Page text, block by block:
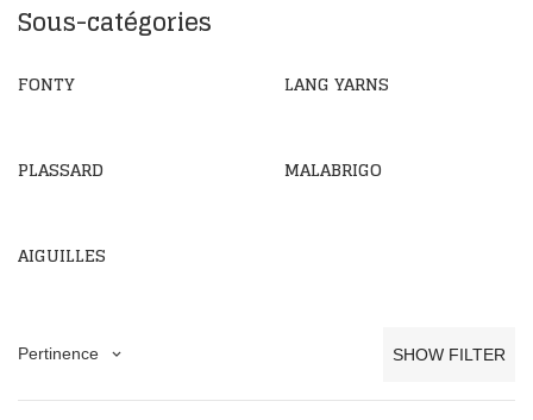
Sous-catégories
FONTY LANG YARNS
PLASSARD MALABRIGO
AIGUILLES
Pertinence keyboard_arrow_down SHOW FILTER